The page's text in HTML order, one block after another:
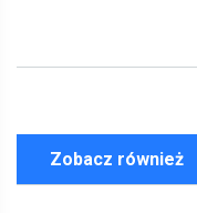
Zobacz również